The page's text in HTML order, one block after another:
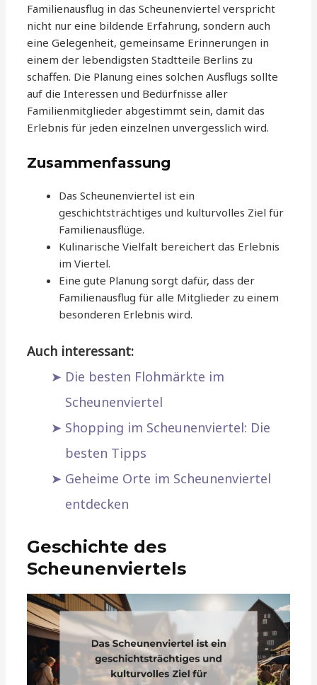
Familienausflug in das Scheunenviertel verspricht
nicht nur eine bildende Erfahrung, sondern auch
eine Gelegenheit, gemeinsame Erinnerungen in
einem der lebendigsten Stadtteile Berlins zu
schaffen. Die Planung eines solchen Ausflugs sollte
auf die Interessen und Bedürfnisse aller
Familienmitglieder abgestimmt sein, damit das
Erlebnis für jeden einzelnen unvergesslich wird.
Zusammenfassung
Das Scheunenviertel ist ein
geschichtsträchtiges und kulturvolles Ziel für
Familienausflüge.
Kulinarische Vielfalt bereichert das Erlebnis
im Viertel.
Eine gute Planung sorgt dafür, dass der
Familienausflug für alle Mitglieder zu einem
besonderen Erlebnis wird.
Auch interessant:
Die besten Flohmärkte im
Scheunenviertel
Shopping im Scheunenviertel: Die
besten Tipps
Geheime Orte im Scheunenviertel
entdecken
Geschichte des
Scheunenviertels